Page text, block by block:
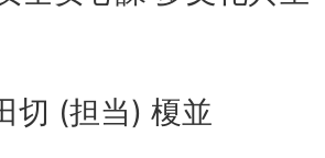
切 (担当) 榎並